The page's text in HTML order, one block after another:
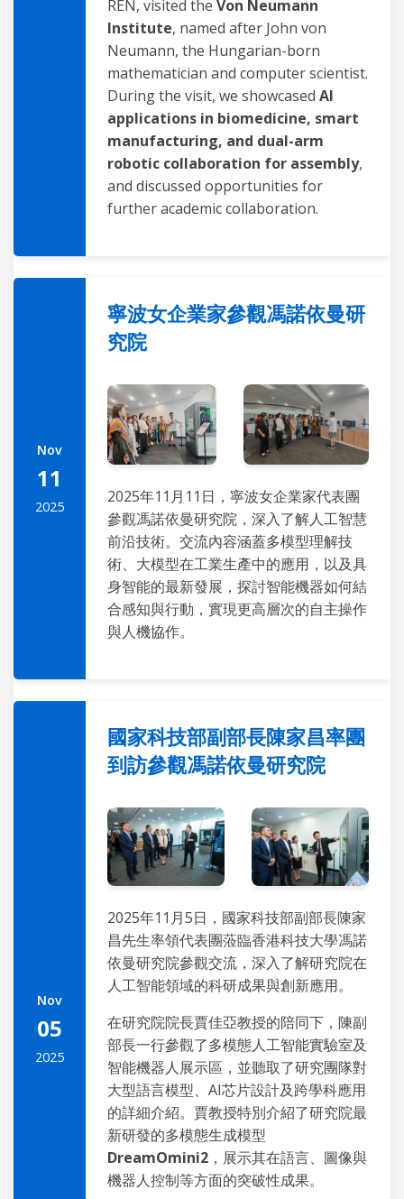
REN, visited the Von Neumann
Institute, named after John von
Neumann, the Hungarian-born
mathematician and computer scientist.
During the visit, we showcased AI
applications in biomedicine, smart
manufacturing, and dual-arm
robotic collaboration for assembly,
and discussed opportunities for
further academic collaboration.
Nov
11
2025
寧波女企業家參觀馮諾依曼研
究院
2025年11月11日，寧波女企業家代表團
參觀馮諾依曼研究院，深入了解人工智慧
前沿技術。交流內容涵蓋多模型理解技
術、大模型在工業生產中的應用，以及具
身智能的最新發展，探討智能機器如何結
合感知與行動，實現更高層次的自主操作
與人機協作。
Nov
05
2025
國家科技部副部長陳家昌率團
到訪參觀馮諾依曼研究院
2025年11月5日，國家科技部副部長陳家
昌先生率領代表團蒞臨香港科技大學馮諾
依曼研究院參觀交流，深入了解研究院在
人工智能領域的科研成果與創新應用。
在研究院院長賈佳亞教授的陪同下，陳副
部長一行參觀了多模態人工智能實驗室及
智能機器人展示區，並聽取了研究團隊對
大型語言模型、AI芯片設計及跨學科應用
的詳細介紹。賈教授特別介紹了研究院最
新研發的多模態生成模型
DreamOmini2 ，展示其在語言、圖像與
機器人控制等方面的突破性成果。